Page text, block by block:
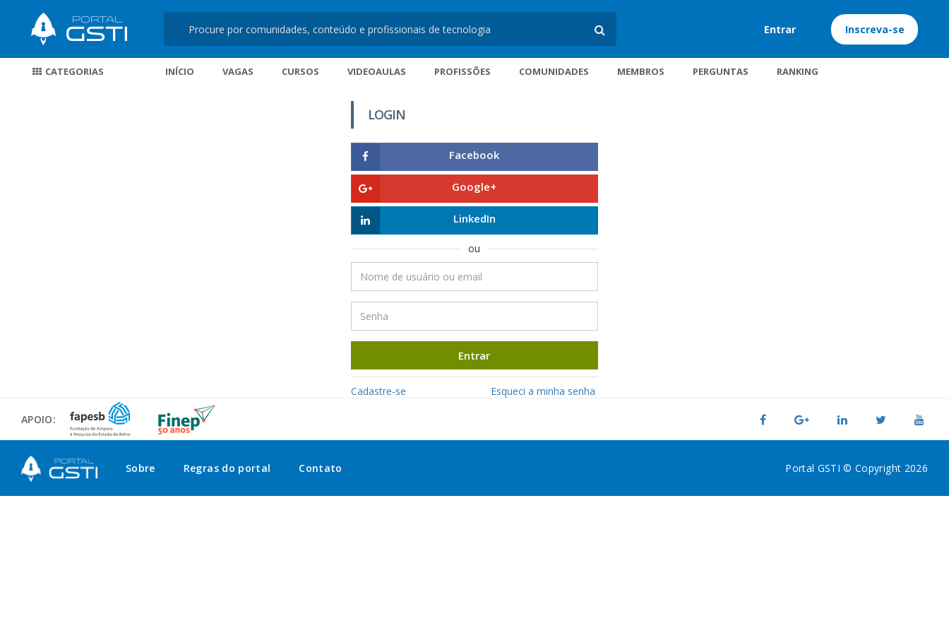
Entrar Inscreva-se
CATEGORIAS INÍCIO VAGAS CURSOS VIDEOAULAS PROFISSÕES COMUNIDADES MEMBROS PERGUNTAS RANKING
LOGIN
Facebook
Google+
LinkedIn
ou
Entrar
Cadastre-se Esqueci a minha senha
APOIO:
Sobre Regras do portal Contato Portal GSTI © Copyright 2026